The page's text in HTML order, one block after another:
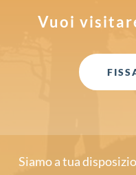
Vuoi
Siamo a tua